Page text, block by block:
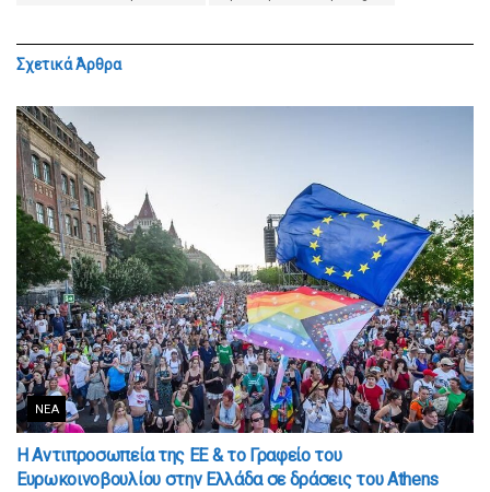
ΣχετικάΆρθρα
ΝΈΑ
Η Αντιπροσωπεία της ΕΕ & το Γραφείο του
Ευρωκοινοβουλίου στην Ελλάδα σε δράσεις του Athens